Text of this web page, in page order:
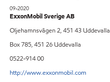
09-2020
ExxonMobil Sverige AB
Oljehamnsvägen 2, 451 43 Uddevalla
Box 785, 451 26 Uddevalla
0522-914 00
http://www.exxonmobil.com